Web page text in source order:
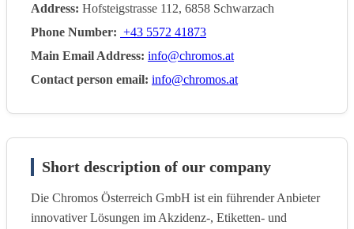
Address: Hofsteigstrasse 112, 6858 Schwarzach
Phone Number: +43 5572 41873
Main Email Address: info@chromos.at
Contact person email: info@chromos.at
Short description of our company
Die Chromos Österreich GmbH ist ein führender Anbieter
innovativer Lösungen im Akzidenz-, Etiketten- und